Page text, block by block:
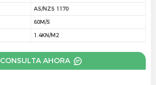
AS/NZS 1170
60M/S
1.4KN/M2
CONSULTA AHORA